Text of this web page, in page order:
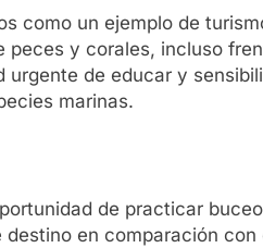
como un ejemplo de
y corales, incluso
de educar y
marinas.
de practicar
en comparación con